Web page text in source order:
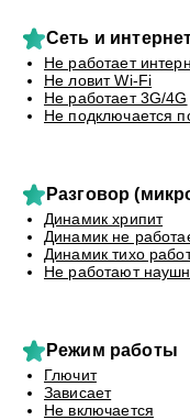
Сеть и
Не работает
Не ловит Wi-Fi
Не работает 3G/4G
Не подключается
Разговор
Динамик хрипит
Динамик не
Динамик тихо
Не работают
Режим работы
Глючит
Зависает
Не включается